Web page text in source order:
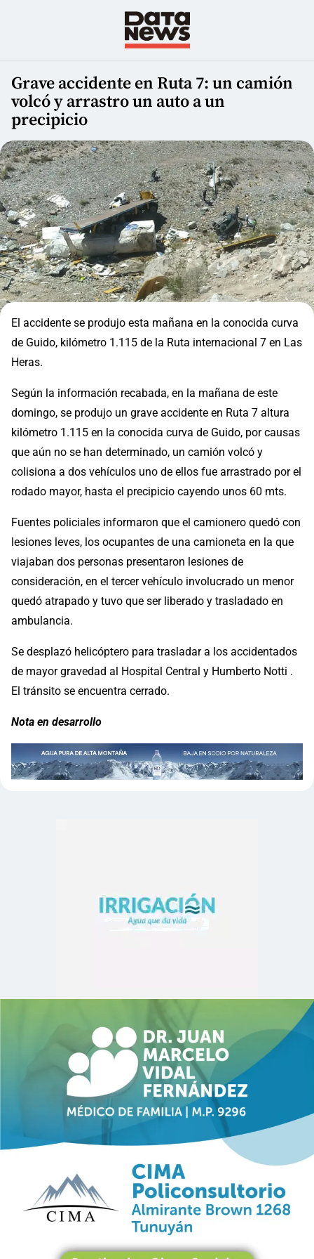
Grave accidente en Ruta 7: un camión
volcó y arrastro un auto a un
precipicio
El accidente se produjo esta mañana en la conocida curva
de Guido, kilómetro 1.115 de la Ruta internacional 7 en Las
Heras.
Según la información recabada, en la mañana de este
domingo, se produjo un grave accidente en Ruta 7 altura
kilómetro 1.115 en la conocida curva de Guido, por causas
que aún no se han determinado, un camión volcó y
colisiona a dos vehículos uno de ellos fue arrastrado por el
rodado mayor, hasta el precipicio cayendo unos 60 mts.
Fuentes policiales informaron que el camionero quedó con
lesiones leves, los ocupantes de una camioneta en la que
viajaban dos personas presentaron lesiones de
consideración, en el tercer vehículo involucrado un menor
quedó atrapado y tuvo que ser liberado y trasladado en
ambulancia.
Se desplazó helicóptero para trasladar a los accidentados
de mayor gravedad al Hospital Central y Humberto Notti .
El tránsito se encuentra cerrado.
Nota en desarrollo